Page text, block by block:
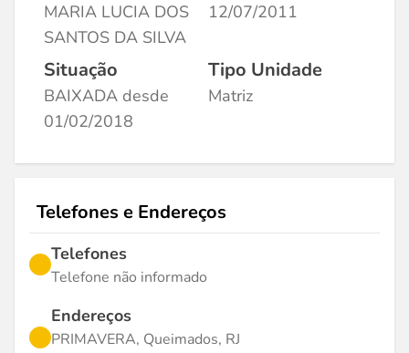
MARIA LUCIA DOS
SANTOS DA SILVA
12/07/2011
Situação
BAIXADA desde
01/02/2018
Tipo Unidade
Matriz
Telefones e Endereços
Telefones
Telefone não informado
Endereços
PRIMAVERA, Queimados, RJ